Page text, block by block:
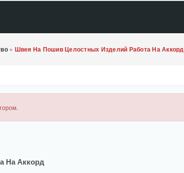
» Швея На Пошив Целостных Изделий Работа На Аккорд
На Аккорд